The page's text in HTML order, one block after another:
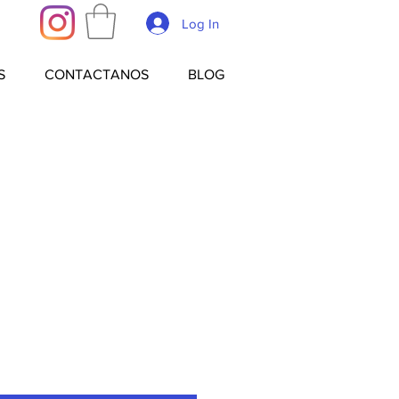
Log In
CONTACTANOS BLOG